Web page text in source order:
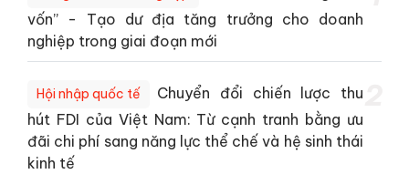
vốn” - Tạo dư địa tăng trưởng cho doanh
nghiệp trong giai đoạn mới
Hội nhập quốc tế
Chuyển đổi chiến lược thu
hút FDI của Việt Nam: Từ cạnh tranh bằng ưu
đãi chi phí sang năng lực thể chế và hệ sinh thái
kinh tế